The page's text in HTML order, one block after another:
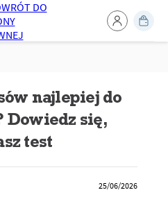
najlepiej do
Dowiedz się,
test
25/06/2026